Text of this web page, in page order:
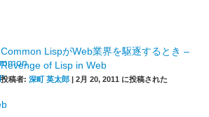
Common LispがWeb業界を駆逐するとき –
Revenge of Lisp in Web
投稿者:深町 英太郎 |2月 20, 2011 に投稿された